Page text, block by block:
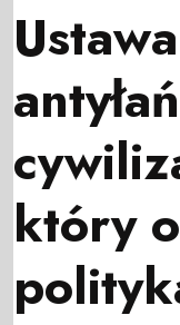
Ustawa
który